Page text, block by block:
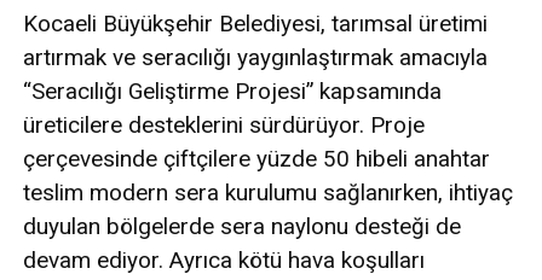
Kocaeli Büyükşehir Belediyesi, tarımsal üretimi
artırmak ve seracılığı yaygınlaştırmak amacıyla
“Seracılığı Geliştirme Projesi” kapsamında
üreticilere desteklerini sürdürüyor. Proje
çerçevesinde çiftçilere yüzde 50 hibeli anahtar
teslim modern sera kurulumu sağlanırken, ihtiyaç
duyulan bölgelerde sera naylonu desteği de
devam ediyor. Ayrıca kötü hava koşulları